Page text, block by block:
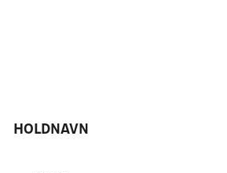
HOLDNAVN